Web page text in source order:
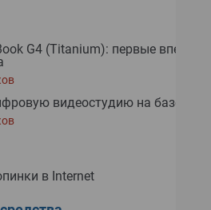
G4 (Titanium): первые
видеостудию на базе
в Internet